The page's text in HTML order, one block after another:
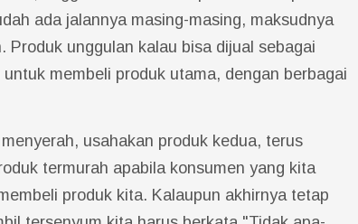
ada jalannya masing-masing, maksudnya
Produk unggulan kalau bisa dijual sebagai
membeli produk utama, dengan berbagai
usahakan produk kedua, terus
termurah apabila konsumen yang kita
produk kita. Kalaupun akhirnya tetap